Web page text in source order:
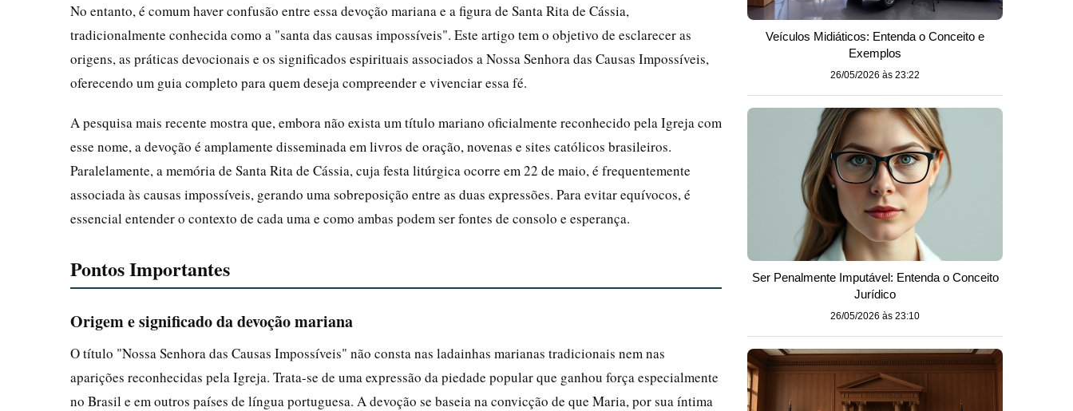
No entanto, é comum haver confusão entre essa devoção mariana e a figura de Santa Rita de Cássia,
tradicionalmente conhecida como a "santa das causas impossíveis". Este artigo tem o objetivo de esclarecer as
origens, as práticas devocionais e os significados espirituais associados a Nossa Senhora das Causas Impossíveis,
oferecendo um guia completo para quem deseja compreender e vivenciar essa fé.
A pesquisa mais recente mostra que, embora não exista um título mariano oficialmente reconhecido pela Igreja com
esse nome, a devoção é amplamente disseminada em livros de oração, novenas e sites católicos brasileiros.
Paralelamente, a memória de Santa Rita de Cássia, cuja festa litúrgica ocorre em 22 de maio, é frequentemente
associada às causas impossíveis, gerando uma sobreposição entre as duas expressões. Para evitar equívocos, é
essencial entender o contexto de cada uma e como ambas podem ser fontes de consolo e esperança.
Pontos Importantes
Origem e significado da devoção mariana
O título "Nossa Senhora das Causas Impossíveis" não consta nas ladainhas marianas tradicionais nem nas
aparições reconhecidas pela Igreja. Trata-se de uma expressão da piedade popular que ganhou força especialmente
no Brasil e em outros países de língua portuguesa. A devoção se baseia na convicção de que Maria, por sua íntima
Veículos Midiáticos: Entenda o Conceito e
Exemplos
26/05/2026 às 23:22
Ser Penalmente Imputável: Entenda o Conceito
Jurídico
26/05/2026 às 23:10